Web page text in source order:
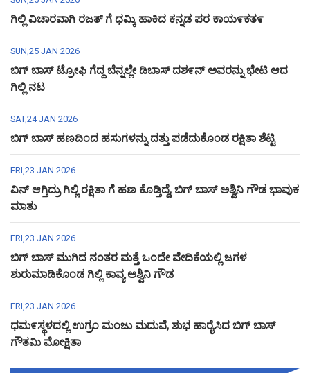
ಗಿಲ್ಲಿ ವಿಚಾರವಾಗಿ ರಜತ್ ಗೆ ಧಮ್ಕಿ ಹಾಕಿದ ಕನ್ನಡ ಪರ ಕಾಯ೯ಕತ೯
SUN,25 JAN 2026
ಬಿಗ್ ಬಾಸ್ ಟ್ರೋಫಿ ಗೆದ್ದ ಬೆನ್ನಲ್ಲೇ ಡಿಬಾಸ್ ದಶ೯ನ್ ಅವರನ್ನು ಭೇಟಿ ಆದ
ಗಿಲ್ಲಿ ನಟ
SAT,24 JAN 2026
ಬಿಗ್ ಬಾಸ್ ಹಣದಿಂದ ಹಸುಗಳನ್ನು ದತ್ತು ಪಡೆದುಕೊಂಡ ರಕ್ಷಿತಾ ಶೆಟ್ಟಿ
FRI,23 JAN 2026
ವಿನ್ ಆಗ್ತಿದ್ರು ಗಿಲ್ಲಿ ರಕ್ಷಿತಾ ಗೆ ಹಣ ಕೊಡ್ತಿದ್ದೆ, ಬಿಗ್ ಬಾಸ್ ಅಶ್ವಿನಿ ಗೌಡ ಭಾವುಕ
ಮಾತು
FRI,23 JAN 2026
ಬಿಗ್ ಬಾಸ್ ಮುಗಿದ ನಂತರ ಮತ್ತೆ ಒಂದೇ ವೇದಿಕೆಯಲ್ಲಿ ಜಗಳ
ಶುರುಮಾಡಿಕೊಂಡ ಗಿಲ್ಲಿ ಕಾವ್ಯ ಅಶ್ವಿನಿ ಗೌಡ
FRI,23 JAN 2026
ಧಮ೯ಸ್ಥಳದಲ್ಲಿ ಉಗ್ರಂ ಮಂಜು ಮದುವೆ, ಶುಭ ಹಾರೈಸಿದ ಬಿಗ್ ಬಾಸ್
ಗೌತಮಿ ಮೋಕ್ಷಿತಾ